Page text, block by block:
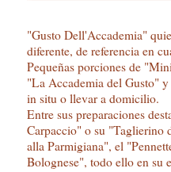
"Gusto Dell'Accademia"
diferente, de referencia en
Pequeñas porciones de
"La Accademia del Gusto"
in situ o llevar a domicilio.
Entre sus preparaciones
Carpaccio" o su "Taglierino
alla Parmigiana", el
Bolognese", todo ello en su